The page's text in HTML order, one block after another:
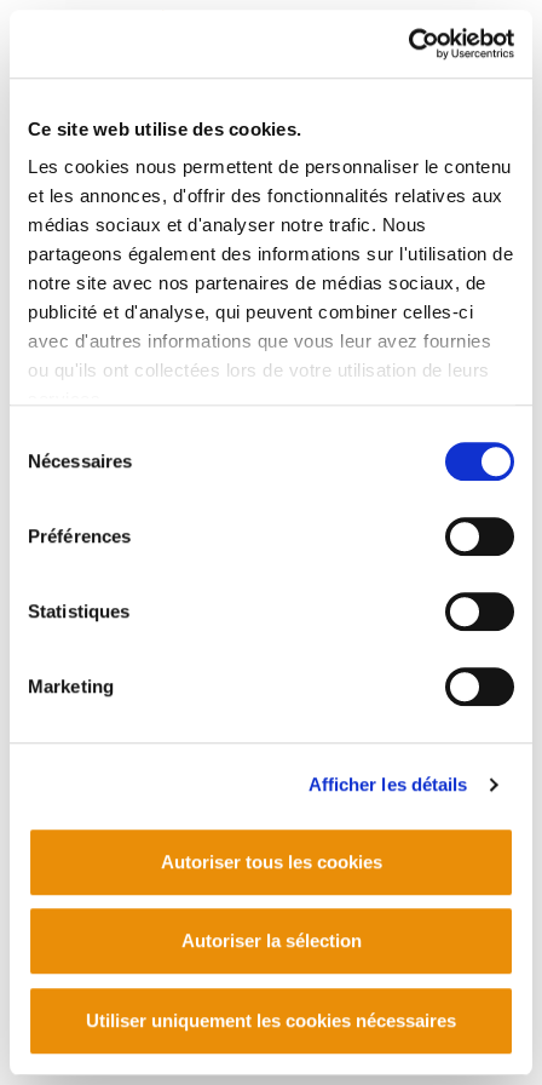
Ce site web utilise des cookies.
Les cookies nous permettent de personnaliser le contenu
et les annonces, d'offrir des fonctionnalités relatives aux
médias sociaux et d'analyser notre trafic. Nous
partageons également des informations sur l'utilisation de
notre site avec nos partenaires de médias sociaux, de
publicité et d'analyse, qui peuvent combiner celles-ci
avec d'autres informations que vous leur avez fournies
ou qu'ils ont collectées lors de votre utilisation de leurs
Nécessaires
Préférences
Statistiques
Marketing
Afficher les détails
Autoriser tous les cookies
Autoriser la sélection
Utiliser uniquement les cookies nécessaires
Astekaria 528
528.-ONA.pdf594.4 KB
PLAN DU SITE ACCESSIBILITÉ CONTACT
Manu Robles-Arangiz Institutua Fundazioa
Corderliers karrika 20 - 64100 Baiona -
Contact